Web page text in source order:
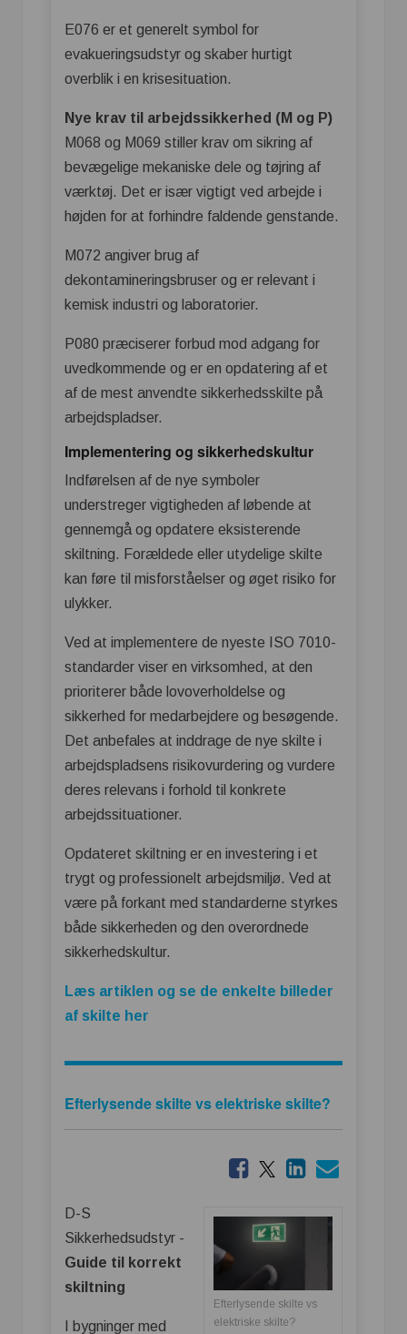
E076 er et generelt symbol for
evakueringsudstyr og skaber hurtigt
overblik i en krisesituation.
Nye krav til arbejdssikkerhed (M og P)
M068 og M069 stiller krav om sikring af
bevægelige mekaniske dele og tøjring af
værktøj. Det er især vigtigt ved arbejde i
højden for at forhindre faldende genstande.
M072 angiver brug af
dekontamineringsbruser og er relevant i
kemisk industri og laboratorier.
P080 præciserer forbud mod adgang for
uvedkommende og er en opdatering af et
af de mest anvendte sikkerhedsskilte på
arbejdspladser.
Implementering og sikkerhedskultur
Indførelsen af de nye symboler
understreger vigtigheden af løbende at
gennemgå og opdatere eksisterende
skiltning. Forældede eller utydelige skilte
kan føre til misforståelser og øget risiko for
ulykker.
Ved at implementere de nyeste ISO 7010-
standarder viser en virksomhed, at den
prioriterer både lovoverholdelse og
sikkerhed for medarbejdere og besøgende.
Det anbefales at inddrage de nye skilte i
arbejdspladsens risikovurdering og vurdere
deres relevans i forhold til konkrete
arbejdssituationer.
Opdateret skiltning er en investering i et
trygt og professionelt arbejdsmiljø. Ved at
være på forkant med standarderne styrkes
både sikkerheden og den overordnede
sikkerhedskultur.
Læs artiklen og se de enkelte billeder
af skilte her
Efterlysende skilte vs elektriske skilte?
Efterlysende skilte vs
elektriske skilte?
D-S
Sikkerhedsudstyr -
Guide til korrekt
skiltning
I bygninger med